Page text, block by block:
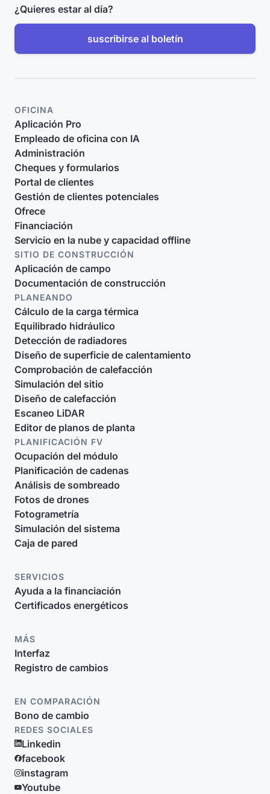
¿Quieres estar al día?
suscribirse al boletín
OFICINA
Aplicación Pro
Empleado de oficina con IA
Administración
Cheques y formularios
Portal de clientes
Gestión de clientes potenciales
Ofrece
Financiación
Servicio en la nube y capacidad offline
SITIO DE CONSTRUCCIÓN
Aplicación de campo
Documentación de construcción
PLANEANDO
Cálculo de la carga térmica
Equilibrado hidráulico
Detección de radiadores
Diseño de superficie de calentamiento
Comprobación de calefacción
Simulación del sitio
Diseño de calefacción
Escaneo LiDAR
Editor de planos de planta
PLANIFICACIÓN FV
Ocupación del módulo
Planificación de cadenas
Análisis de sombreado
Fotos de drones
Fotogrametría
Simulación del sistema
Caja de pared
SERVICIOS
Ayuda a la financiación
Certificados energéticos
MÁS
Interfaz
Registro de cambios
EN COMPARACIÓN
Bono de cambio
REDES SOCIALES
Linkedin
facebook
instagram
Youtube